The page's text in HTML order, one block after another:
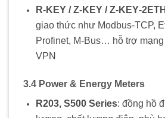
R‑KEY / Z‑KEY / Z‑KEY‑2ETH
giao thức như Modbus-TCP,
Profinet, M-Bus… hỗ trợ mạng
VPN
3.4 Power & Energy Meters
R203, S500 Series: đồng hồ